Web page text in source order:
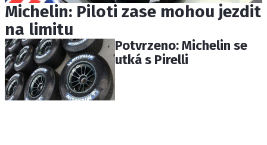
Michelin: Piloti zase mohou jezdit
na limitu
Potvrzeno: Michelin se
utká s Pirelli